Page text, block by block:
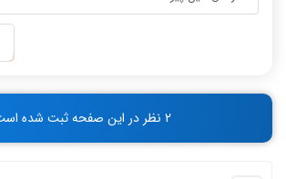
-
-
- 2 نظر در این صفحه ثبت شده است